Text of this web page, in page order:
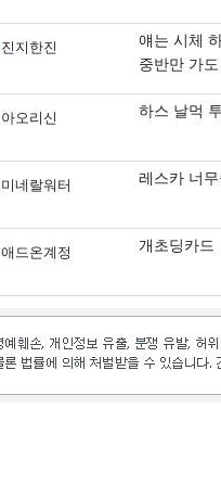
진지한진
얘는 시체
중반만 가
아오리신 하스 날먹
미네랄워터 레스카 너
애드온계정 개초딩카드